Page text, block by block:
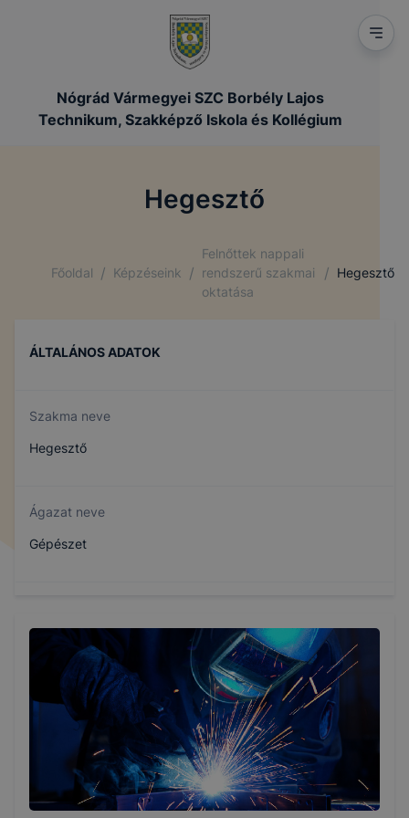
Nógrád Vármegyei SZC Borbély Lajos
Technikum, Szakképző Iskola és Kollégium
Hegesztő
Főoldal / Képzéseink /
Felnőttek nappali
rendszerű szakmai
oktatása
/ Hegesztő
ÁLTALÁNOS ADATOK
Szakma neve
Hegesztő
Ágazat neve
Gépészet
407151008
Képzés időtartama
Választható szakmairányok: